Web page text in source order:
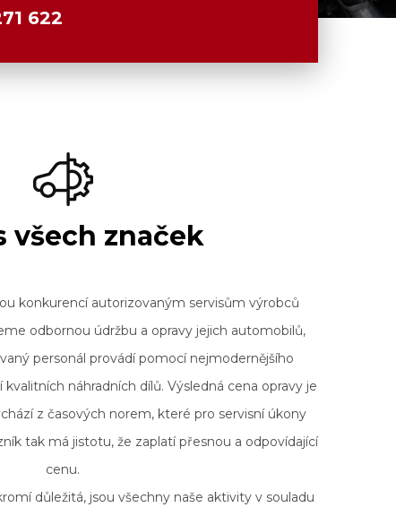
622
všech značek
konkurencí autorizovaným servisům výrobců
odbornou údržbu a opravy jejich automobilů,
personál provádí pomocí nejmodernějšího
náhradních dílů. Výsledná cena opravy je
z časových norem, které pro servisní úkony
tak má jistotu, že zaplatí přesnou a odpovídající
cenu.
důležitá, jsou všechny naše aktivity v souladu